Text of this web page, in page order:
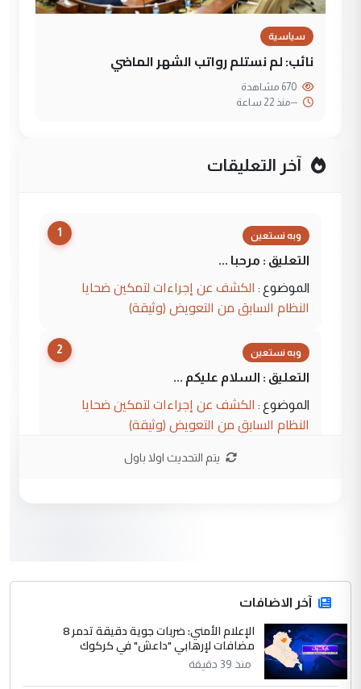
سياسية
نائب: لم نستلم رواتب الشهر الماضي
--منذ 22 ساعة
آخر التعليقات
1 وبه نستعين
التعليق : مرحبا ...
الموضوع : الكشف عن إجراءات لتمكين ضحايا
النظام السابق من التعويض (وثيقة)
2 وبه نستعين
التعليق : السلام عليكم ...
الموضوع : الكشف عن إجراءات لتمكين ضحايا
النظام السابق من التعويض (وثيقة)
صلاح مهدي حسن
التعليق : صلاح مهدي حسن ...
الموضوع :
هيئة الحج تصدر قرارا يخص "لم الشمل"
وتعديل استمارة قرعة الحج
يتم التحديث اولا باول
آخر الاضافات
الإعلام الأمني: ضربات جوية دقيقة تدمر 8
مضافات لإرهابي "داعش" في كركوك
منذ 39 دقيقة